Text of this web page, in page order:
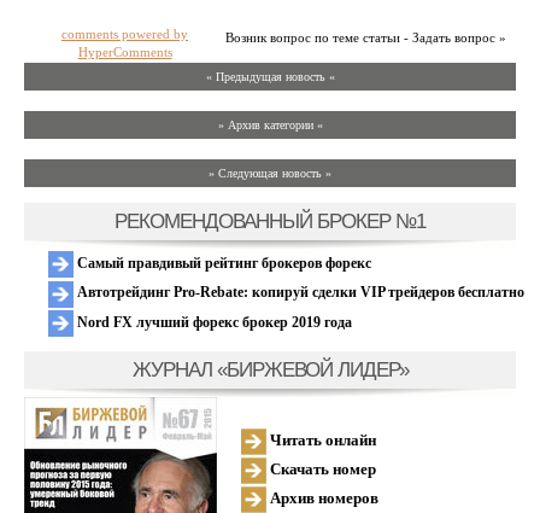
Возник вопрос по теме статьи - Задать вопрос »
comments powered by
HyperComments
« Предыдущая новость «
» Архив категории «
» Следующая новость »
РЕКОМЕНДОВАННЫЙ БРОКЕР №1
Самый правдивый рейтинг брокеров форекс
Автотрейдинг Pro-Rebate: копируй сделки VIP трейдеров бесплатно
Nord FX лучший форекс брокер 2019 года
ЖУРНАЛ «БИРЖЕВОЙ ЛИДЕР»
Читать онлайн
Скачать номер
Архив номеров